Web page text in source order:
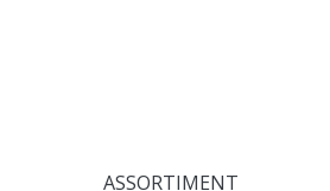
ASSORTIMENT